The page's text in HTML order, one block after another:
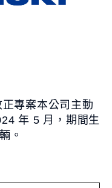
據點資訊
專案本公司主動
年 5 月，期間生
。